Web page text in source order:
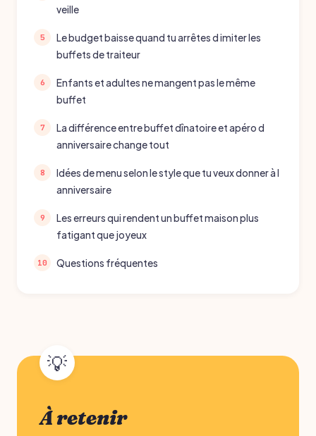
veille
Le budget baisse quand tu arrêtes d imiter les
buffets de traiteur
Enfants et adultes ne mangent pas le même
buffet
La différence entre buffet dînatoire et apéro d
anniversaire change tout
Idées de menu selon le style que tu veux donner à l
anniversaire
Les erreurs qui rendent un buffet maison plus
fatigant que joyeux
Questions fréquentes
À retenir